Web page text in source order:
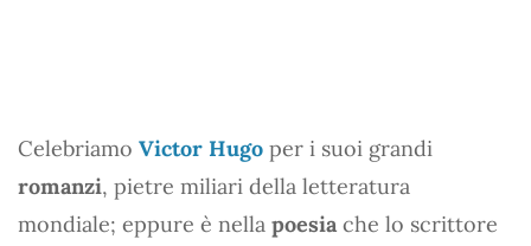
Celebriamo Victor Hugo per i suoi grandi
romanzi, pietre miliari della letteratura
mondiale; eppure è nella poesia che lo scrittore